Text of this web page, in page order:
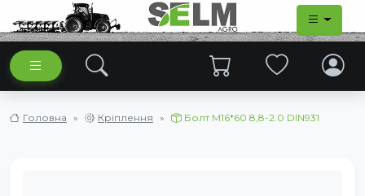
Головна Кріплення Болт М16*60 8,8-2.0 DIN931